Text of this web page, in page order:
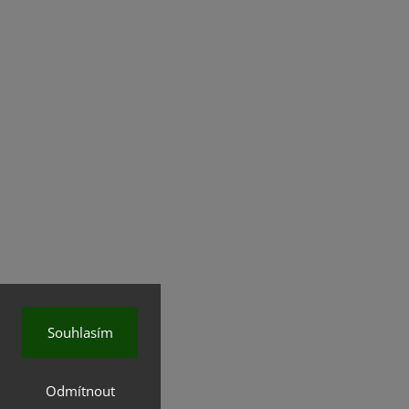
Odmítnout
Souhlasím